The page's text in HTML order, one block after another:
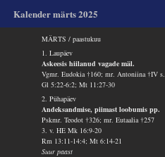
Kalender märts 2025
MÄRTS / paastukuu
1. Laupäev
Askeesis hiilanud vagade mäl.
Vgmr. Eudokia †160; mr. Antoniina †IV s.
Gl 5:22-6:2; Mt 11:27-30
2. Pühapäev
Andeksandmise, piimast loobumis pp.
Pskmr. Teodot †326; mr. Eutaalia †257
3. v. HE Mk 16:9-20
Rm 13:11-14:4; Mt 6:14-21
Suur paast